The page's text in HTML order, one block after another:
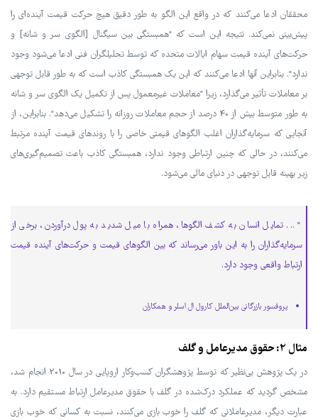
محققان ادعا می‌کنند که در واقع این الگو به طور دقیق هیچ حرکت قیمت آینده‌ای را
پیش‌بینی نمی‌کند. نتیجه این است که "همبستگی بین سیگنال [الگوی سر و شانه] و
حرکت‌های آینده قیمت سهام ایالات متحده که توسط تحلیلگران فنی ادعا می‌شود وجود
ندارد". بنابراین آنها ادعا می‌کنند که این یک همبستگی کاذب است که به طور قابل توجهی
بر معاملات تأثیر می‌گذارد، زیرا "معاملات غیرمعمول پس از تکمیل یک الگوی سر و شانه
به طور متوسط بیش از 40 درصد از حجم معاملات روزانه را تشکیل می‌دهد". بنابراین، از
آنجایی که سرمایه‌گذاران اغلب الگوهای قیمتی خاصی را با روندهای قیمت آینده مرتبط
می‌کنند، در حالی که چنین ارتباطی وجود ندارد، همبستگی کاذب باعث تصمیم‌گیری‌های
زیر بهینه قابل توجهی در دنیای مالی می‌شود.
" ... تمایل انسان به کشف الگوها، همراه با میل شدید به پول درآوردن، برخی از
سرمایه‌گذاران را به این باور می‌رساند که بین الگوهای قیمت و حرکت‌های آینده قیمت
ارتباط واقعی وجود دارد.
پروفسور بازرگانی بین‌الملل کارول ال اسلر و همکاران
مثال 2: حقوق مدیرعامل و گلف
در یک پژوهش بی‌نظیر که توسط پژوهشگران کسب‌وکار اروپایی در سال 2010 انجام شد،
مشخص گردید که عملکرد درک‌شده در گلف با حقوق مدیرعامل ارتباط مستقیم دارد. به
عبارت دیگر، مدیرعاملانی که گلف را خوب بازی می‌کنند، نسبت به کسانی که خوب بازی